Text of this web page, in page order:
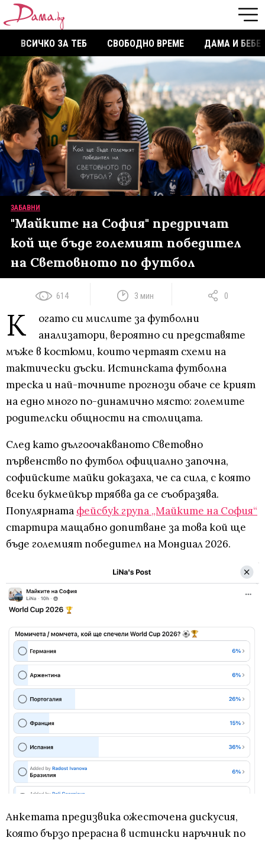
ВСИЧКО ЗА ТЕБ СВОБОДНО ВРЕМЕ ДАМА И БЕБЕ
ЗАБАВНИ
"Майките на София" предричат
кой ще бъде големият победител
на Световното по футбол
614 3 мин 0
К
огато си мислите за футболни
анализатори, вероятно си представяте
мъже в костюми, които чертаят схеми на
тактически дъски. Истинската футболна
треска и най-точните прогнози обаче се крият
на едно много по-динамично място: големите
родителски общности на столицата.
След като дългоочакваното Световно
първенство по футбол официално започна,
софийските майки доказаха, че са сила, с която
всеки букмейкър трябва да се съобразява.
Популярната фейсбук група „Майките на София“
стартира мащабно допитване за това кой ще
бъде големият победител на Мондиал 2026.
Анкетата предизвика ожесточена дискусия,
която бързо прерасна в истински наръчник по